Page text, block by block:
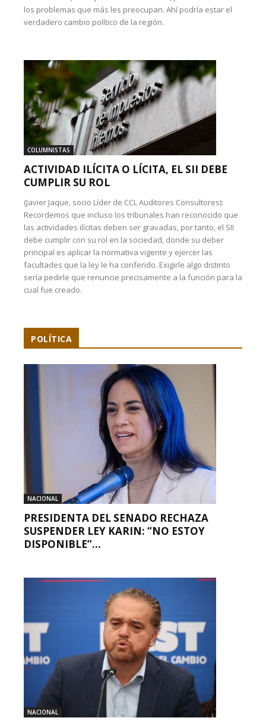
los problemas que más les preocupan. Ahí podría estar el
verdadero cambio político de la región.
COLUMNISTAS
ACTIVIDAD ILÍCITA O LÍCITA, EL SII DEBE
CUMPLIR SU ROL
(Javier Jaque, socio Líder de CCL Auditores Consultores):
Recordemos que incluso los tribunales han reconocido que
las actividades ilícitas deben ser gravadas, por tanto, el SII
debe cumplir con su rol en la sociedad, donde su deber
principal es aplicar la normativa vigente y ejercer las
facultades que la ley le ha conferido. Exigirle algo distinto
sería pedirle que renuncie precisamente a la función para la
cual fue creado.
POLÍTICA
NACIONAL
PRESIDENTA DEL SENADO RECHAZA
SUSPENDER LEY KARIN: “NO ESTOY
DISPONIBLE”...
NACIONAL